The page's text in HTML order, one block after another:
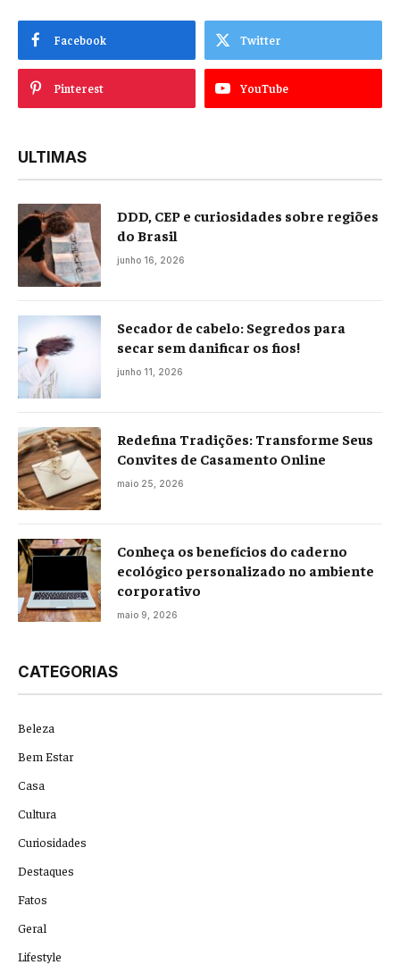
Facebook Twitter
Pinterest YouTube
ULTIMAS
DDD, CEP e curiosidades sobre regiões
do Brasil
junho 16, 2026
Secador de cabelo: Segredos para
secar sem danificar os fios!
junho 11, 2026
Redefina Tradições: Transforme Seus
Convites de Casamento Online
maio 25, 2026
Conheça os benefícios do caderno
ecológico personalizado no ambiente
corporativo
maio 9, 2026
CATEGORIAS
Beleza
Bem Estar
Casa
Cultura
Curiosidades
Destaques
Fatos
Geral
Lifestyle